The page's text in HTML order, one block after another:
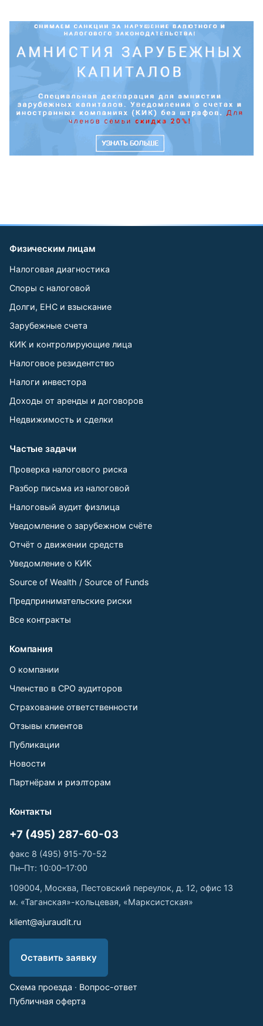
Физическим лицам
Налоговая диагностика
Споры с налоговой
Долги, ЕНС и взыскание
Зарубежные счета
КИК и контролирующие лица
Налоговое резидентство
Налоги инвестора
Доходы от аренды и договоров
Недвижимость и сделки
Частые задачи
Проверка налогового риска
Разбор письма из налоговой
Налоговый аудит физлица
Уведомление о зарубежном счёте
Отчёт о движении средств
Уведомление о КИК
Source of Wealth / Source of Funds
Предпринимательские риски
Все контракты
Компания
О компании
Членство в СРО аудиторов
Страхование ответственности
Отзывы клиентов
Публикации
Новости
Партнёрам и риэлторам
Контакты
+7 (495) 287-60-03
факс 8 (495) 915-70-52
Пн–Пт: 10:00–17:00
109004, Москва, Пестовский переулок, д. 12, офис 13
м. «Таганская»-кольцевая, «Марксистская»
klient@ajuraudit.ru
Оставить заявку
Схема проезда · Вопрос-ответ
Публичная оферта